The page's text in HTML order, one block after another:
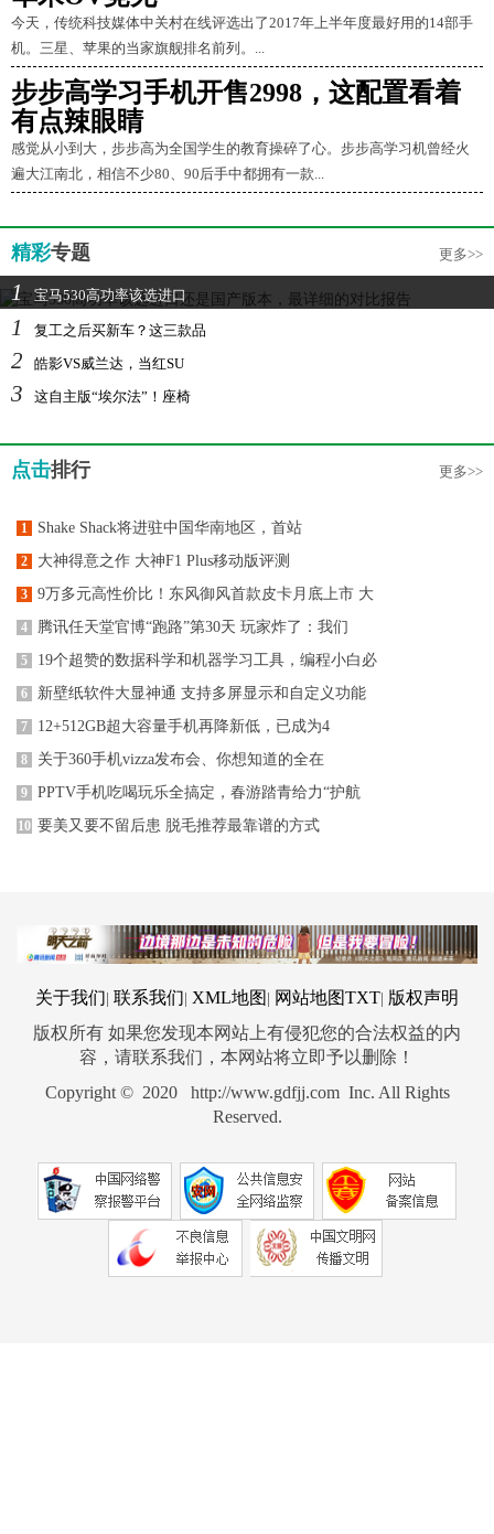
今天，传统科技媒体中关村在线评选出了2017年上半年度最好用的14部手
机。三星、苹果的当家旗舰排名前列。...
步步高学习手机开售2998，这配置看着
有点辣眼睛
感觉从小到大，步步高为全国学生的教育操碎了心。步步高学习机曾经火
遍大江南北，相信不少80、90后手中都拥有一款...
精彩专题 更多>>
1 宝马530高功率该选进口
1 复工之后买新车？这三款品
2 皓影VS威兰达，当红SU
3 这自主版“埃尔法”！座椅
点击排行 更多>>
1 Shake Shack将进驻中国华南地区，首站
2 大神得意之作 大神F1 Plus移动版评测
3 9万多元高性价比！东风御风首款皮卡月底上市 大
4 腾讯任天堂官博“跑路”第30天 玩家炸了：我们
5 19个超赞的数据科学和机器学习工具，编程小白必
6 新壁纸软件大显神通 支持多屏显示和自定义功能
7 12+512GB超大容量手机再降新低，已成为4
8 关于360手机vizza发布会、你想知道的全在
9 PPTV手机吃喝玩乐全搞定，春游踏青给力“护航
10 要美又要不留后患 脱毛推荐最靠谱的方式
关于我们| 联系我们| XML地图 | 网站地图TXT| 版权声明
版权所有 如果您发现本网站上有侵犯您的合法权益的内
容，请联系我们，本网站将立即予以删除！
Copyright © 2020 http://www.gdfjj.com Inc. All Rights
Reserved.